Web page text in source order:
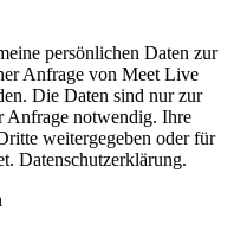
persönlichen Daten zur
Anfrage von Meet Live
Die Daten sind nur zur
Anfrage notwendig. Ihre
weitergegeben oder für
Datenschutzerklärung.